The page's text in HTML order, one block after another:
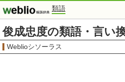
類語
俊成忠度の類語・言い
Weblioシソーラス